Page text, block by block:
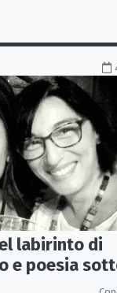
labirinto di
e poesia